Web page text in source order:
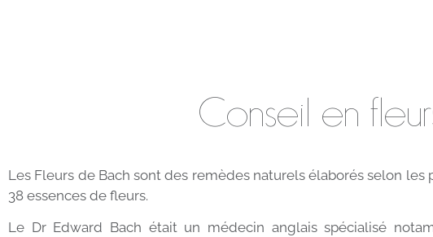
Conseil en
Les Fleurs de Bach sont des remèdes naturels élaborés selon
38 essences de fleurs.
Le Dr Edward Bach était un médecin anglais spécialisé